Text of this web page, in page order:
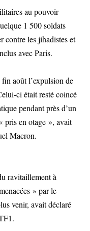
au pouvoir
1 500 soldats
contre les jihadistes et
avec Paris.
août l’expulsion de
ci était resté coincé
pendant près d’un
pris en otage », avait
Macron.
ravitaillement à
» par le
venir, avait déclaré